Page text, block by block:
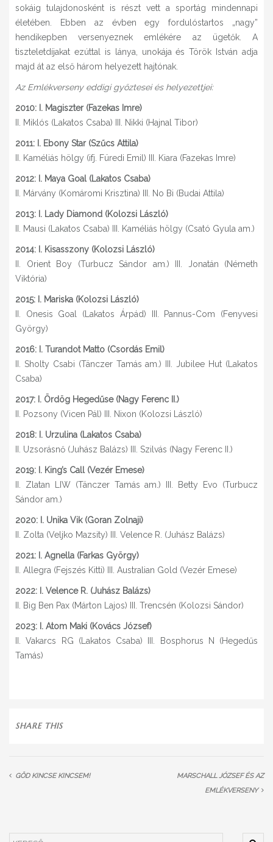
sokáig tulajdonosként is részt vett a sportág mindennapi
életében. Ebben az évben egy fordulóstartos „nagy”
hendikepben versenyeznek emlékére az ügetők. A
tiszteletdíjakat ezúttal is lánya, unokája és Török István adja
majd át az első három helyezett hajtónak.
Az Emlékverseny eddigi győztesei és helyezettjei:
2010: I. Magiszter (Fazekas Imre)
II. Miklós (Lakatos Csaba) III. Nikki (Hajnal Tibor)
2011: I. Ebony Star (Szűcs Attila)
II. Kaméliás hölgy (ifj. Füredi Emil) III. Kiara (Fazekas Imre)
2012: I. Maya Goal (Lakatos Csaba)
II. Márvány (Komáromi Krisztina) III. No Bi (Budai Attila)
2013: I. Lady Diamond (Kolozsi László)
II. Mausi (Lakatos Csaba) III. Kaméliás hölgy (Csató Gyula am.)
2014: I. Kisasszony (Kolozsi László)
II. Orient Boy (Turbucz Sándor am.) III. Jonatán (Németh
Viktória)
2015: I. Mariska (Kolozsi László)
II. Onesis Goal (Lakatos Árpád) III. Pannus-Com (Fenyvesi
György)
2016: I. Turandot Matto (Csordás Emil)
II. Sholty Csabi (Tänczer Tamás am.) III. Jubilee Hut (Lakatos
Csaba)
2017: I. Ördög Hegedűse (Nagy Ferenc II.)
II. Pozsony (Vicen Pál) III. Nixon (Kolozsi László)
2018: I. Urzulina (Lakatos Csaba)
II. Uzsorásnő (Juhász Balázs) III. Szilvás (Nagy Ferenc II.)
2019: I. King’s Call (Vezér Emese)
II. Zlatan LIW (Tänczer Tamás am.) III. Betty Evo (Turbucz
Sándor am.)
2020: I. Unika Vik (Goran Zolnaji)
II. Zolta (Veljko Mazsity) III. Velence R. (Juhász Balázs)
2021: I. Agnella (Farkas György)
II. Allegra (Fejszés Kitti) III. Australian Gold (Vezér Emese)
2022: I. Velence R. (Juhász Balázs)
II. Big Ben Pax (Márton Lajos) III. Trencsén (Kolozsi Sándor)
2023: I. Atom Maki (Kovács József)
II. Vakarcs RG (Lakatos Csaba) III. Bosphorus N (Hegedűs
Tamás)
SHARE THIS
GÖD KINCSE KINCSEM!
MARSCHALL JÓZSEF ÉS AZ
EMLÉKVERSENY